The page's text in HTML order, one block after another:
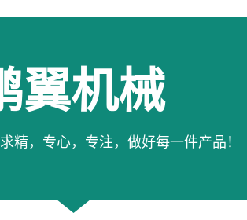
翼机械
精，专心，专注，做好每一件产品！